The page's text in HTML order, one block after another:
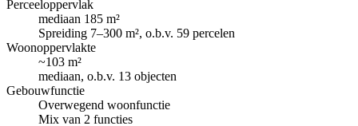
Perceeloppervlak
mediaan 185 m²
Spreiding 7–300 m², o.b.v. 59 percelen
Woonoppervlakte
~103 m²
mediaan, o.b.v. 13 objecten
Gebouwfunctie
Overwegend woonfunctie
Mix van 2 functies